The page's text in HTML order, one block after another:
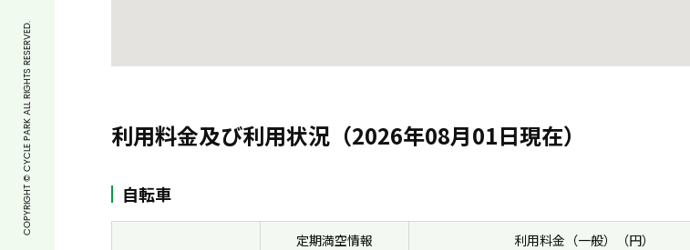
利用料金及び利用状況（2026年08月01日現在）
自転車
定期満空情報 利用料金（一般）（円）
COPYRIGHT © CYCLE PARK ALL RIGHTS RESERVED.